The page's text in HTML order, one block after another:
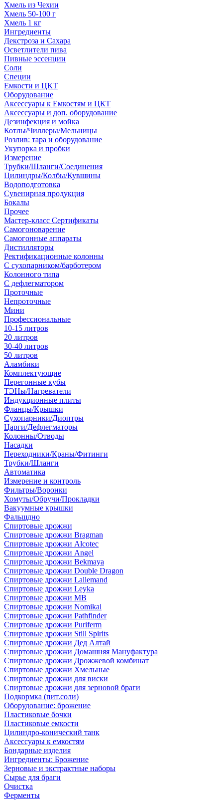
Хмель из Чехии
Хмель 50-100 г
Хмель 1 кг
Ингредиенты
Декстроза и Сахара
Осветлители пива
Пивные эссенции
Соли
Специи
Емкости и ЦКТ
Оборудование
Аксессуары к Емкостям и ЦКТ
Аксессуары и доп. оборудование
Дезинфекция и мойка
Котлы/Чиллеры/Мельницы
Розлив: тара и оборудование
Укупорка и пробки
Измерение
Трубки/Шланги/Соединения
Цилиндры/Колбы/Кувшины
Водоподготовка
Сувенирная продукция
Бокалы
Прочее
Мастер-класс Сертификаты
Самогоноварение
Самогонные аппараты
Дистилляторы
Ректификационные колонны
С сухопарником/барботером
Колонного типа
С дефлегматором
Проточные
Непроточные
Мини
Профессиональные
10-15 литров
20 литров
30-40 литров
50 литров
Аламбики
Комплектующие
Перегонные кубы
ТЭНы/Нагреватели
Индукционные плиты
Фланцы/Крышки
Сухопарники/Диоптры
Царги/Дефлегматоры
Колонны/Отводы
Насадки
Переходники/Краны/Фитинги
Трубки/Шланги
Автоматика
Измерение и контроль
Фильтры/Воронки
Хомуты/Обручи/Прокладки
Вакуумные крышки
Фальшдно
Спиртовые дрожжи
Спиртовые дрожжи Bragman
Спиртовые дрожжи Alcotec
Спиртовые дрожжи Angel
Спиртовые дрожжи Bekmaya
Спиртовые дрожжи Double Dragon
Спиртовые дрожжи Lallemand
Спиртовые дрожжи Leyka
Спиртовые дрожжи MB
Спиртовые дрожжи Nomikai
Спиртовые дрожжи Pathfinder
Спиртовые дрожжи Puriferm
Спиртовые дрожжи Still Spirits
Спиртовые дрожжи Дед Алтай
Спиртовые дрожжи Домашняя Мануфактура
Спиртовые дрожжи Дрожжевой комбинат
Спиртовые дрожжи Хмельные
Спиртовые дрожжи для виски
Спиртовые дрожжи для зерновой браги
Подкормка (пит.соли)
Оборудование: брожение
Пластиковые бочки
Пластиковые емкости
Цилиндро-конический танк
Аксессуары к емкостям
Бондарные изделия
Ингредиенты: Брожение
Зерновые и экстрактные наборы
Сырье для браги
Очистка
Ферменты